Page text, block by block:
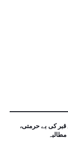
کی بے حرمتی،